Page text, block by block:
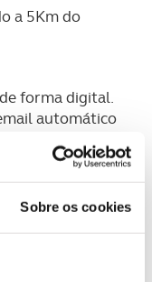
Sobre os cookies
a 5Km do
forma digital.
automático
confirmação
pois pode
dos